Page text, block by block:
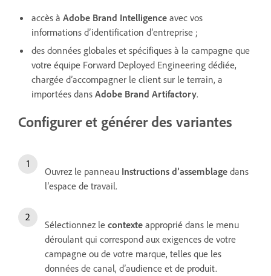
accès à Adobe Brand Intelligence avec vos
informations d’identification d’entreprise ;
des données globales et spécifiques à la campagne que
votre équipe Forward Deployed Engineering dédiée,
chargée d’accompagner le client sur le terrain, a
importées dans Adobe Brand Artifactory.
Configurer et générer des variantes
Ouvrez le panneau Instructions d’assemblage dans
l’espace de travail.
Sélectionnez le contexte approprié dans le menu
déroulant qui correspond aux exigences de votre
campagne ou de votre marque, telles que les
données de canal, d’audience et de produit.